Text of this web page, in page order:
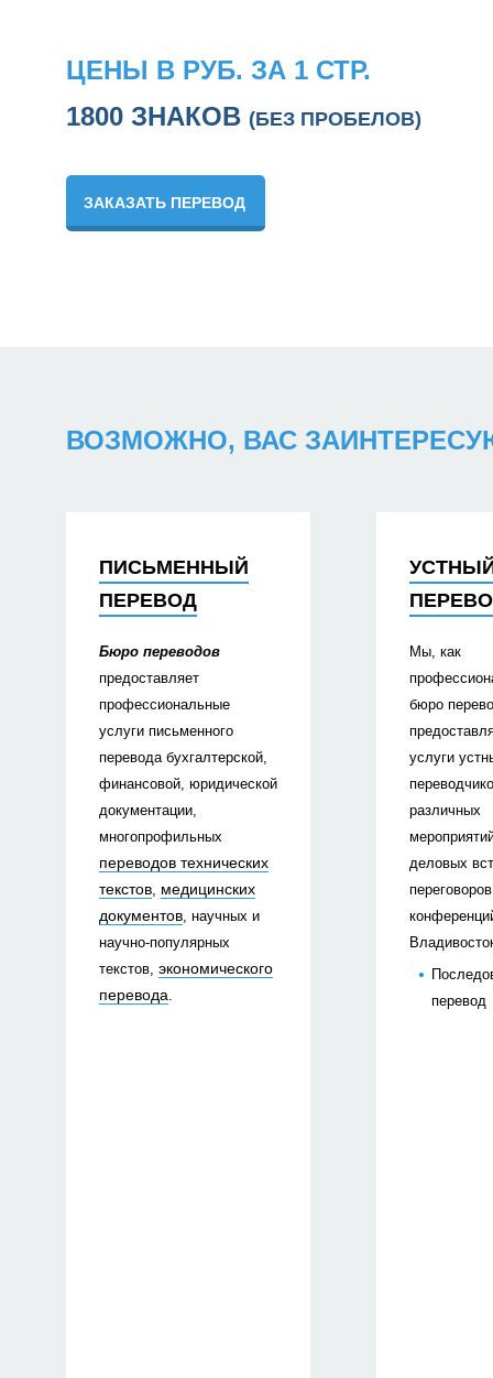
ЦЕНЫ В РУБ. ЗА 1 СТР.
1800 ЗНАКОВ (БЕЗ ПРОБЕЛОВ)
ЗАКАЗАТЬ ПЕРЕВОД
ВОЗМОЖНО, ВАС
ПИСЬМЕННЫЙ
ПЕРЕВОД
Бюро переводов
предоставляет
профессиональные
услуги письменного
перевода бухгалтерской,
финансовой, юридической
документации,
многопрофильных
переводов технических
текстов, медицинских
документов, научных и
научно-популярных
текстов, экономического
перевода.
Мы, как
бюро
услуги
различных
деловых
перевод